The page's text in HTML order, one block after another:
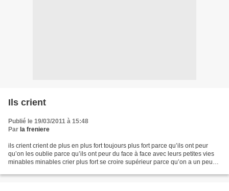
Ils crient
Publié le 19/03/2011 à 15:48
Par la freniere
ils crient crient de plus en plus fort toujours plus fort parce qu’ils ont peur
qu’on les oublie parce qu’ils ont peur du face à face avec leurs petites vies
minables minables crier plus fort se croire supérieur parce qu’on a un peu